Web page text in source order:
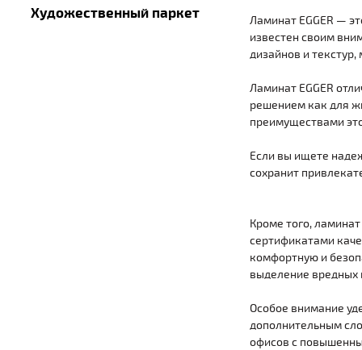
Художественный паркет
Ламинат EGGER —
известен своим
дизайнов и
Ламинат EGGER
решением как для
преимуществами
Если вы ищете
сохранит
Кроме того,
сертификатами
комфортную и
выделение вредных
Особое внимание
дополнительным
офисов с